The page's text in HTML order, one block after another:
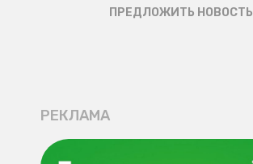
ПРЕДЛОЖИТЬ НОВОСТЬ
РЕКЛАМА